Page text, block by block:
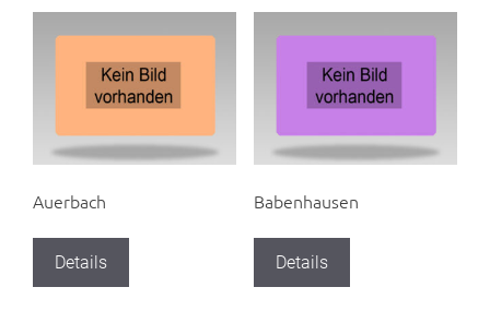
Auerbach
Details
Babenhausen
Details